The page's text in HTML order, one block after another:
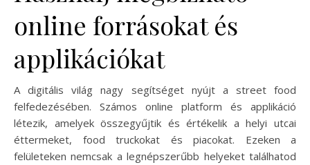
online forrásokat és
applikációkat
A digitális világ nagy segítséget nyújt a street food
felfedezésében. Számos online platform és applikáció
létezik, amelyek összegyűjtik és értékelik a helyi utcai
éttermeket, food truckokat és piacokat. Ezeken a
felületeken nemcsak a legnépszerűbb helyeket találhatod